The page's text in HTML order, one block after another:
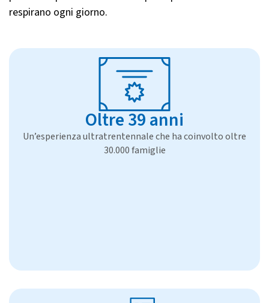
respirano ogni giorno.
Oltre 39 anni
Un’esperienza ultratrentennale che ha coinvolto oltre
30.000 famiglie